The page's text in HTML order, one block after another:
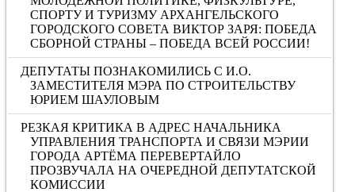
СПОРТУ И ТУРИЗМУ АРХАНГЕЛЬСКОГО
ГОРОДСКОГО СОВЕТА ВИКТОР ЗАРЯ: ПОБЕДА
СБОРНОЙ СТРАНЫ – ПОБЕДА ВСЕЙ РОССИИ!
ДЕПУТАТЫ ПОЗНАКОМИЛИСЬ С И.О.
ЗАМЕСТИТЕЛЯ МЭРА ПО СТРОИТЕЛЬСТВУ
ЮРИЕМ ШАУЛОВЫМ
РЕЗКАЯ КРИТИКА В АДРЕС НАЧАЛЬНИКА
УПРАВЛЕНИЯ ТРАНСПОРТА И СВЯЗИ МЭРИИ
ГОРОДА АРТЁМА ПЕРЕВЕРТАЙЛО
ПРОЗВУЧАЛА НА ОЧЕРЕДНОЙ ДЕПУТАТСКОЙ
КОМИССИИ